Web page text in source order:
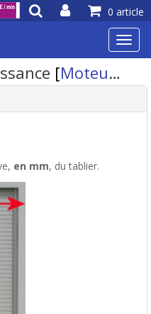
[Moteur volet roulant
en mm, du tablier.
0 article